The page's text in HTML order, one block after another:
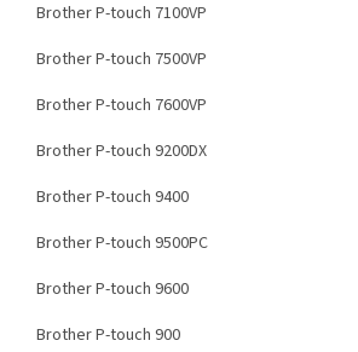
Brother P-touch 7100VP
Brother P-touch 7500VP
Brother P-touch 7600VP
Brother P-touch 9200DX
Brother P-touch 9400
Brother P-touch 9500PC
Brother P-touch 9600
Brother P-touch 900